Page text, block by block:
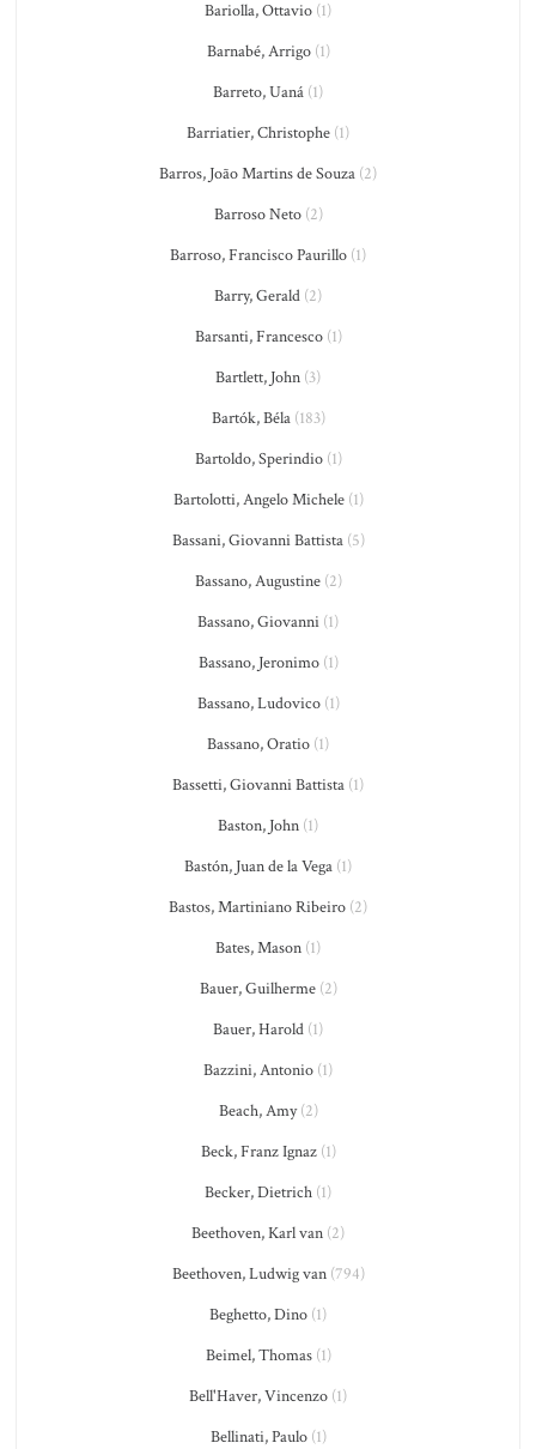
Bariolla, Ottavio (1)
Barnabé, Arrigo(1)
Barreto, Uaná (1)
Barriatier, Christophe (1)
Barros, João Martins de Souza (2)
Barroso Neto(2)
Barroso, Francisco Paurillo (1)
Barry, Gerald (2)
Barsanti, Francesco(1)
Bartlett, John (3)
Bartók, Béla(183)
Bartoldo, Sperindio(1)
Bartolotti, Angelo Michele(1)
Bassani, Giovanni Battista(5)
Bassano, Augustine(2)
Bassano, Giovanni (1)
Bassano, Jeronimo(1)
Bassano, Ludovico(1)
Bassano, Oratio (1)
Bassetti, Giovanni Battista (1)
Baston, John (1)
Bastón, Juan de la Vega (1)
Bastos, Martiniano Ribeiro (2)
Bates, Mason (1)
Bauer, Guilherme(2)
Bauer, Harold (1)
Bazzini, Antonio (1)
Beach, Amy(2)
Beck, Franz Ignaz(1)
Becker, Dietrich (1)
Beethoven, Karl van (2)
Beethoven, Ludwig van(794)
Beghetto, Dino (1)
Beimel, Thomas(1)
Bell'Haver, Vincenzo (1)
Bellinati, Paulo(1)